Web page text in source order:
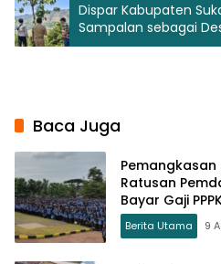
Dispar Kabupaten
Sampalan sebagai
Masyarakat
Baca Juga
Pemangkasan
Ratusan
Bayar Gaji
Berita Utama 9